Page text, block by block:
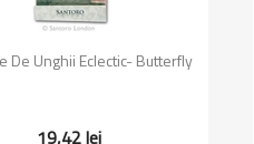
Vizualizare rapida
De Unghii Eclectic- Butterfly
19,42 lei